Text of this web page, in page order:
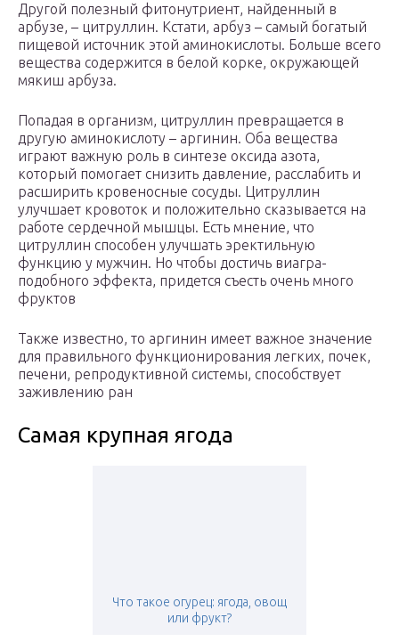
Другой полезный фитонутриент, найденный в
арбузе, – цитруллин. Кстати, арбуз – самый богатый
пищевой источник этой аминокислоты. Больше всего
вещества содержится в белой корке, окружающей
мякиш арбуза.
Попадая в организм, цитруллин превращается в
другую аминокислоту – аргинин. Оба вещества
играют важную роль в синтезе оксида азота,
который помогает снизить давление, расслабить и
расширить кровеносные сосуды. Цитруллин
улучшает кровоток и положительно сказывается на
работе сердечной мышцы. Есть мнение, что
цитруллин способен улучшать эректильную
функцию у мужчин. Но чтобы достичь виагра-
подобного эффекта, придется съесть очень много
фруктов
Также известно, то аргинин имеет важное значение
для правильного функционирования легких, почек,
печени, репродуктивной системы, способствует
заживлению ран
Самая крупная ягода
Что такое огурец: ягода, овощ
или фрукт?